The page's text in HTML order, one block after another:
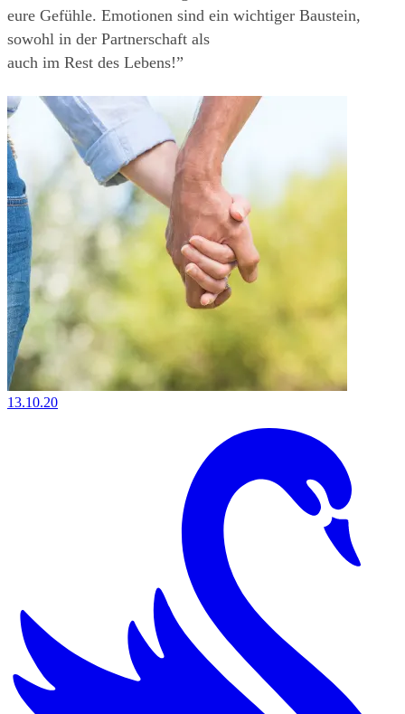
eure Gefühle. Emotionen sind ein wichtiger Baustein,
sowohl in der Partnerschaft als
auch im Rest des Lebens!”
13.10.20